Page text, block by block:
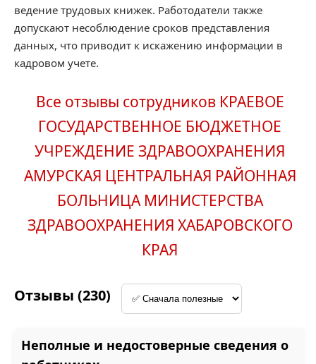
ведение трудовых книжек. Работодатели также
допускают несоблюдение сроков представления
данных, что приводит к искажению информации в
кадровом учете.
Все отзывы сотрудников КРАЕВОЕ
ГОСУДАРСТВЕННОЕ БЮДЖЕТНОЕ
УЧРЕЖДЕНИЕ ЗДРАВООХРАНЕНИЯ
АМУРСКАЯ ЦЕНТРАЛЬНАЯ РАЙОННАЯ
БОЛЬНИЦА МИНИСТЕРСТВА
ЗДРАВООХРАНЕНИЯ ХАБАРОВСКОГО
КРАЯ
Отзывы (230)
Неполные и недостоверные сведения о